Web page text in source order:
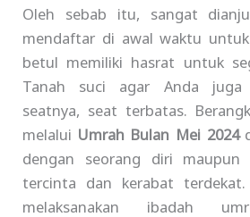
Oleh sebab itu, sangat
mendaftar di awal waktu
betul memiliki hasrat untuk
Tanah suci agar Anda juga
seatnya, seat terbatas.
melalui Umrah Bulan Mei 2024
dengan seorang diri maupun
tercinta dan kerabat
melaksanakan ibadah